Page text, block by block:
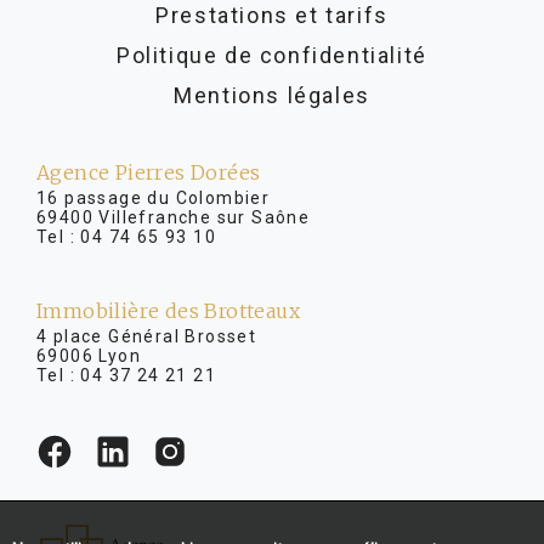
Prestations et tarifs
Politique de confidentialité
Mentions légales
Agence Pierres Dorées
16 passage du Colombier
69400 Villefranche sur Saône
Tel :04 74 65 93 10
Immobilière des Brotteaux
4 place Général Brosset
69006 Lyon
Tel :04 37 24 21 21